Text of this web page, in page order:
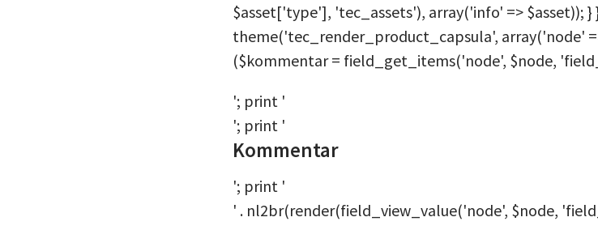
$asset['type'], 'tec_assets'), array('info' => $asset));
theme('tec_render_product_capsula', array('node'
($kommentar = field_get_items('node', $node,
'; print '
'; print '
Kommentar
'; print '
' . nl2br(render(field_view_value('node', $node,